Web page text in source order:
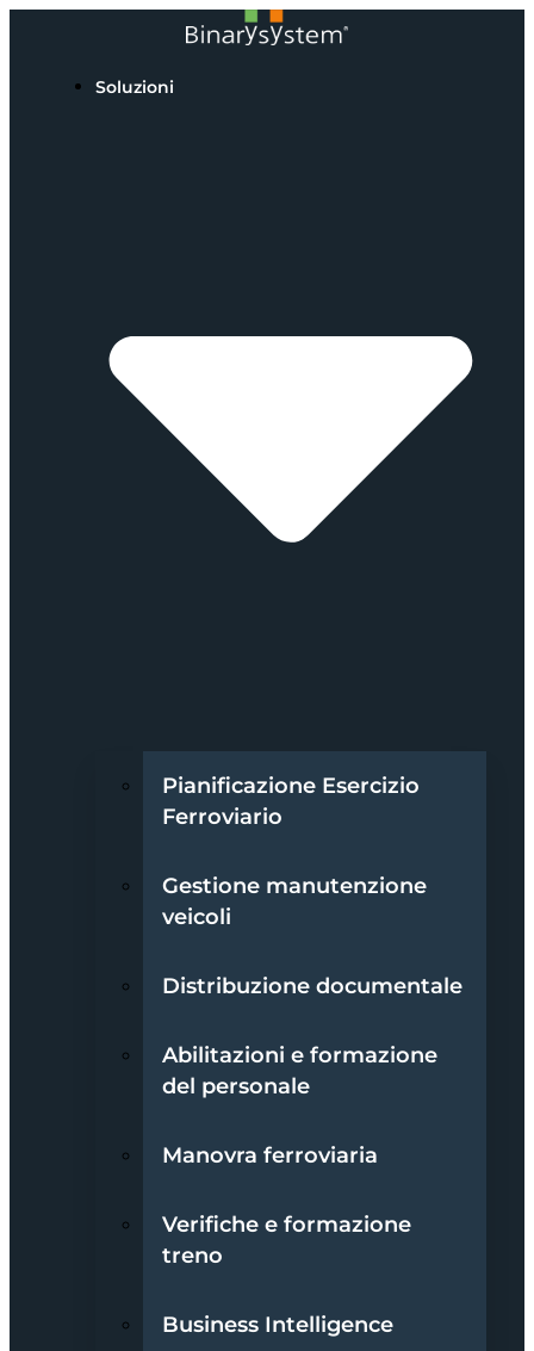
Soluzioni
Pianificazione Esercizio
Ferroviario
Gestione manutenzione
veicoli
Distribuzione documentale
Abilitazioni e formazione
del personale
Manovra ferroviaria
Verifiche e formazione
treno
Business Intelligence